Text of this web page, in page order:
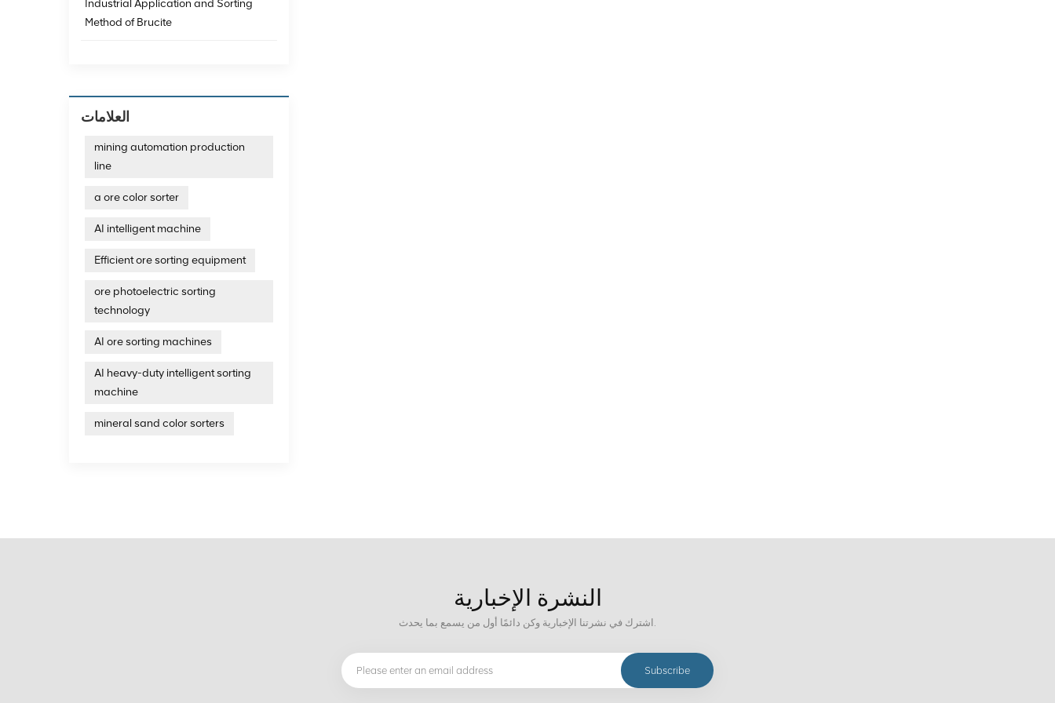
Industrial Application and Sorting
Method of Brucite
العلامات
mining automation production
line
a ore color sorter
AI intelligent machine
Efficient ore sorting equipment
ore photoelectric sorting
technology
AI ore sorting machines
AI heavy-duty intelligent sorting
machine
mineral sand color sorters
النشرة الإخبارية
اشترك في نشرتنا الإخبارية وكن دائمًا أول من يسمع بما يحدث.